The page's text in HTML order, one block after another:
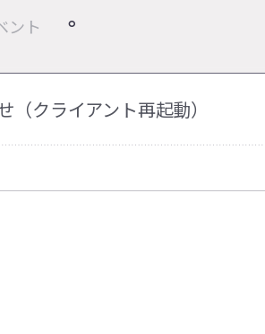
ント
クライアント再起動）